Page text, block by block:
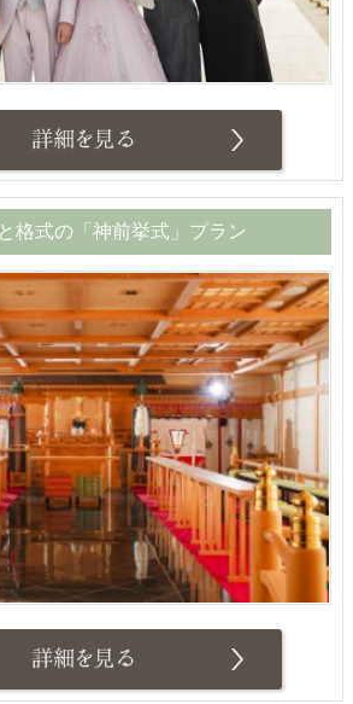
格式の「神前挙式」プラン